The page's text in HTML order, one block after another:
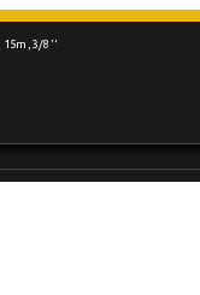
15m,3/8''